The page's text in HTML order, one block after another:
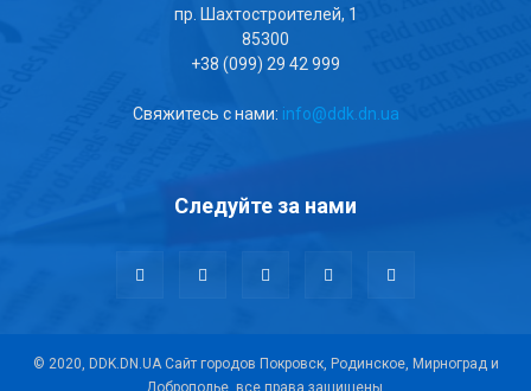
пр. Шахтостроителей, 1
85300
+38 (099) 29 42 999
Свяжитесь с нами: info@ddk.dn.ua
Следуйте за нами
© 2020, DDK.DN.UA Сайт городов Покровск, Родинское, Мирноград и
Доброполье, все права защищены.